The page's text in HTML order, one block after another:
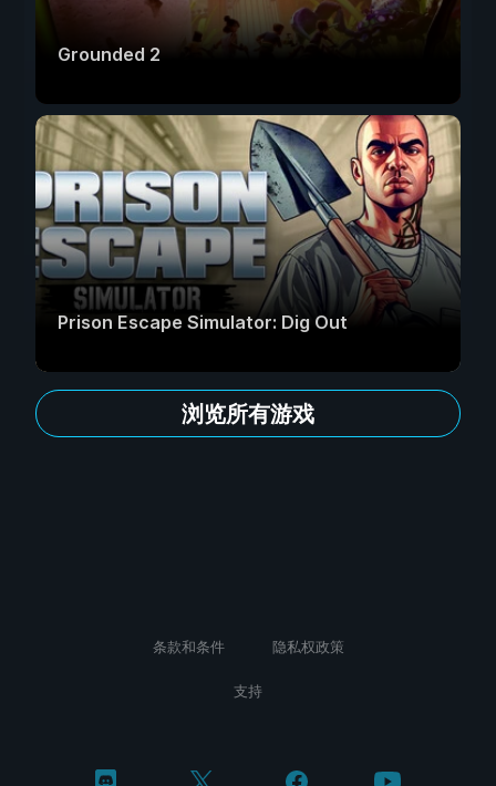
Grounded 2
Prison Escape Simulator: Dig Out
浏览所有游戏
条款和条件 隐私权政策
支持